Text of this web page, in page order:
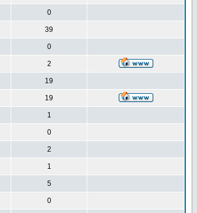
0
39
0
2
19
19
1
0
2
1
5
0